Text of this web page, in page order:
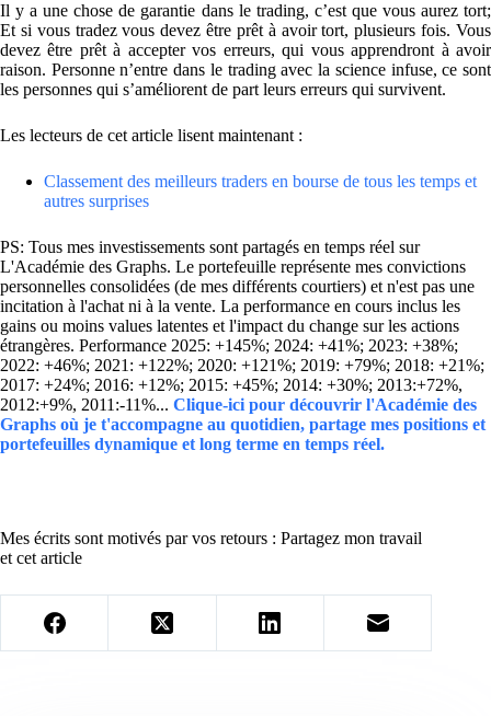
Il y a une chose de garantie dans le trading, c’est que vous aurez tort;
Et si vous tradez vous devez être prêt à avoir tort, plusieurs fois. Vous
devez être prêt à accepter vos erreurs, qui vous apprendront à avoir
raison. Personne n’entre dans le trading avec la science infuse, ce sont
les personnes qui s’améliorent de part leurs erreurs qui survivent.
Les lecteurs de cet article lisent maintenant :
Classement des meilleurs traders en bourse de tous les temps et
autres surprises
PS: Tous mes investissements sont partagés en temps réel sur
L'Académie des Graphs. Le portefeuille représente mes convictions
personnelles consolidées (de mes différents courtiers) et n'est pas une
incitation à l'achat ni à la vente. La performance en cours inclus les
gains ou moins values latentes et l'impact du change sur les actions
étrangères. Performance 2025: +145%; 2024: +41%; 2023: +38%;
2022: +46%; 2021: +122%; 2020: +121%; 2019: +79%; 2018: +21%;
2017: +24%; 2016: +12%; 2015: +45%; 2014: +30%; 2013:+72%,
2012:+9%, 2011:-11%... Clique-ici pour découvrir l'Académie des
Graphs où je t'accompagne au quotidien, partage mes positions et
portefeuilles dynamique et long terme en temps réel.
Mes écrits sont motivés par vos retours : Partagez mon travail
et cet article